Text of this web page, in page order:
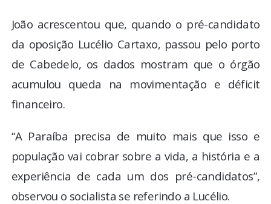
João acrescentou que, quando o pré-candidato
da oposição Lucélio Cartaxo, passou pelo porto
de Cabedelo, os dados mostram que o órgão
acumulou queda na movimentação e déficit
financeiro.
“A Paraíba precisa de muito mais que isso e
população vai cobrar sobre a vida, a história e a
experiência de cada um dos pré-candidatos”,
observou o socialista se referindo a Lucélio.